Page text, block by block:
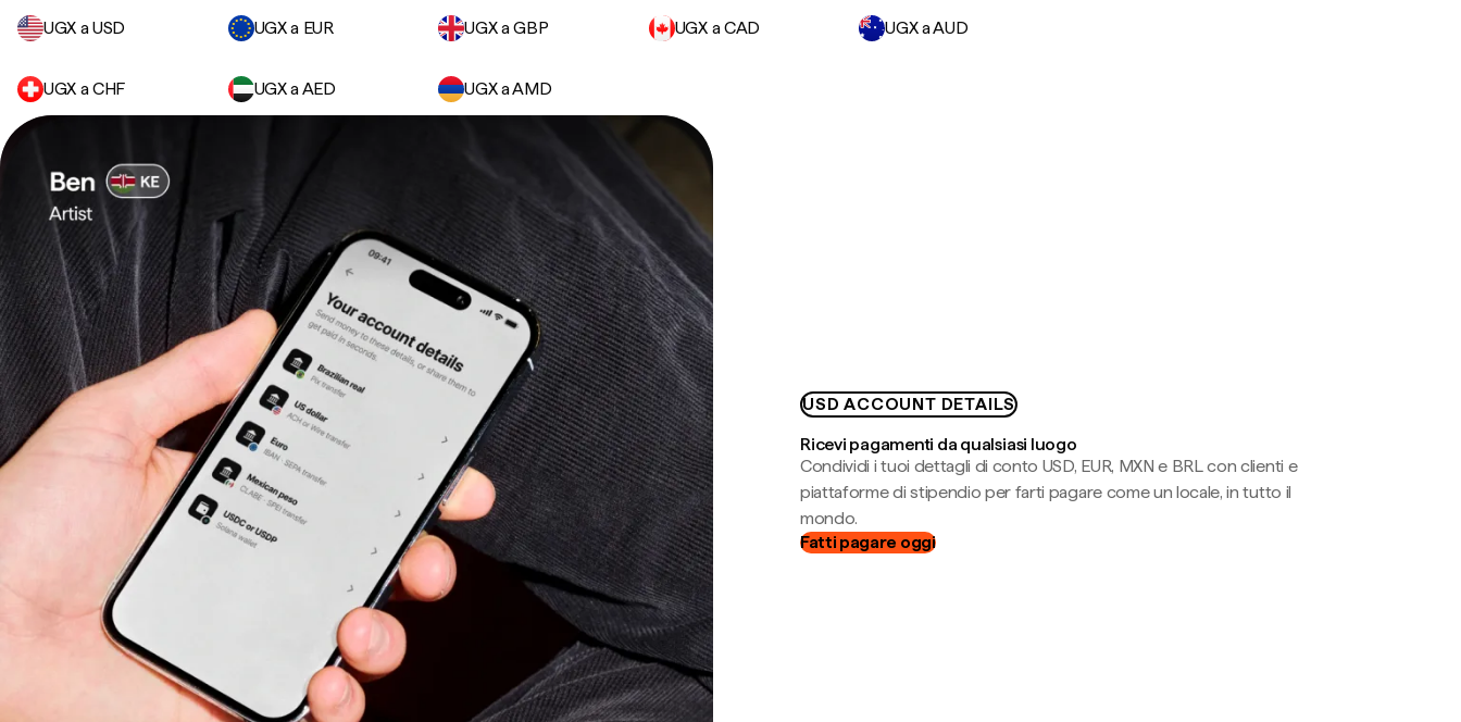
UGX a USD
UGX a EUR UGX a GBP UGX a CAD UGX a AUD
UGX a CHF UGX a AED UGX a AMD
USD ACCOUNT DETAILS
Ricevi pagamenti da qualsiasi luogo
Condividi i tuoi dettagli di conto USD, EUR, MXN e BRL con clienti e
piattaforme di stipendio per farti pagare come un locale, in tutto il
mondo.
Fatti pagare oggi